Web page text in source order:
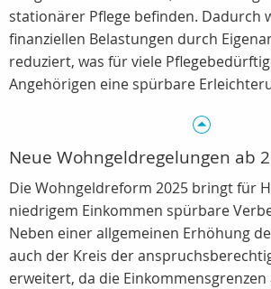
stationärer Pflege befinden. Dadurch
finanziellen Belastungen durch
reduziert, was für viele
Angehörigen eine spürbare
Neue Wohngeldregelungen ab
Die Wohngeldreform 2025 bringt für
niedrigem Einkommen spürbare
Neben einer allgemeinen Erhöhung
auch der Kreis der
erweitert, da die